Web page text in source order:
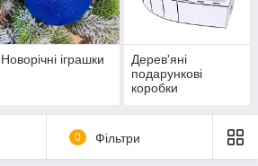
Новорічні іграшки
Дерев'яні
подарункові
коробки
0 Фільтри